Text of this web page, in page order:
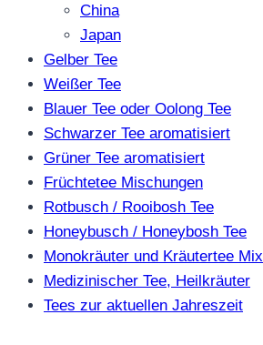
China
Japan
Gelber Tee
Weißer Tee
Blauer Tee oder Oolong Tee
Schwarzer Tee aromatisiert
Grüner Tee aromatisiert
Früchtetee Mischungen
Rotbusch / Rooibosh Tee
Honeybusch / Honeybosh Tee
Monokräuter und Kräutertee Mix
Medizinischer Tee, Heilkräuter
Tees zur aktuellen Jahreszeit